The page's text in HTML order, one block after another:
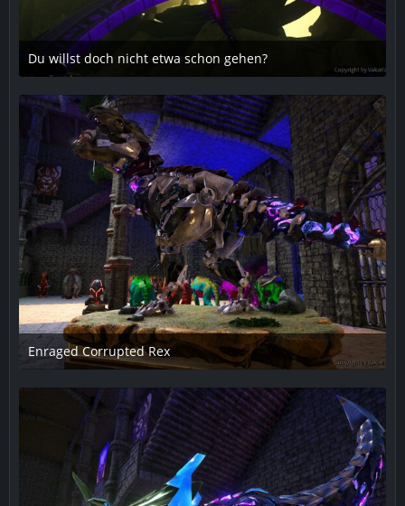
Du willst doch nicht etwa schon gehen?
29. Januar 2019 um 21:26
1
Enraged Corrupted Rex
5. Februar 2019 um 01:55
1